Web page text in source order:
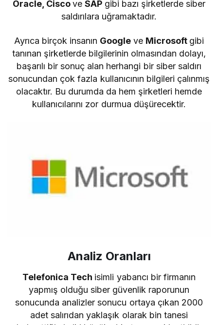
Oracle, Ciscove SAP gibi bazı şirketlerde siber
saldırılara uğramaktadır.
Ayrıca birçok insanın Googleve Microsoft gibi
tanınan şirketlerde bilgilerinin olmasından dolayı,
başarılı bir sonuç alan herhangi bir siber saldırı
sonucundan çok fazla kullanıcının bilgileri çalınmış
olacaktır. Bu durumda da hem şirketleri hemde
kullanıcılarını zor durmua düşürecektir.
Analiz Oranları
Telefonica Tech isimli yabancı bir firmanın
yapmış olduğu siber güvenlik raporunun
sonucunda analizler sonucu ortaya çıkan 2000
adet salırıdan yaklaşık olarak bin tanesi